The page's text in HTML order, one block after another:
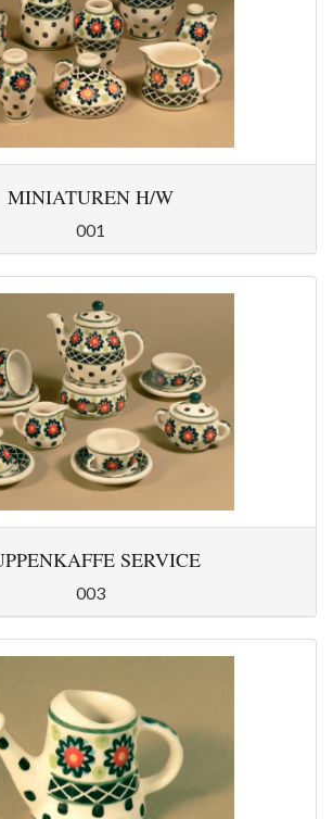
MINIATUREN H/W
001
SERVICE
003